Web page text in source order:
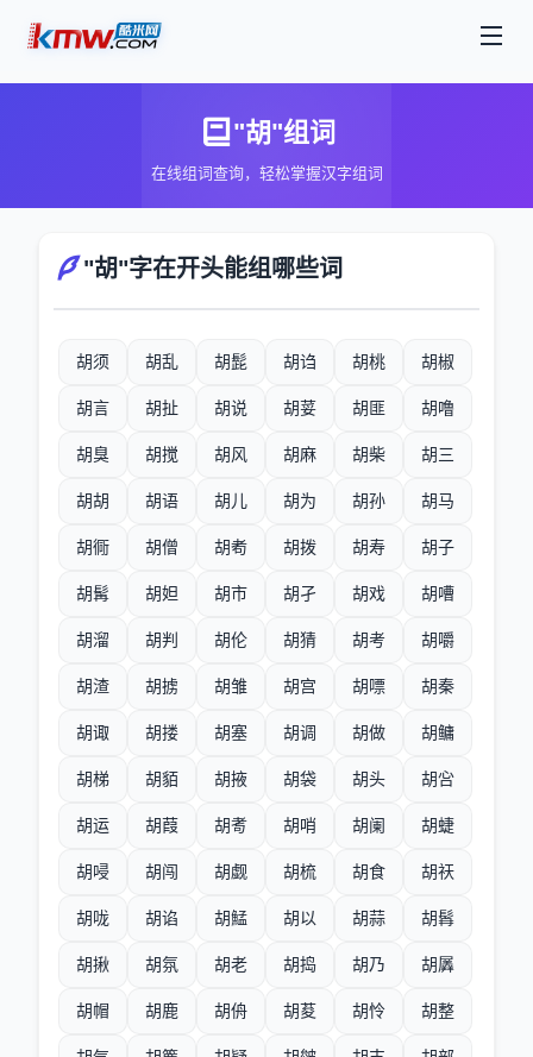
"胡"组词
在线组词查询，轻松掌握汉字组词
"胡"字在开头能组哪些词
胡须 胡乱 胡髭 胡诌 胡桃 胡椒
胡言 胡扯 胡说 胡荽 胡匪 胡噜
胡臭 胡搅 胡风 胡麻 胡柴 胡三
胡胡 胡语 胡儿 胡为 胡孙 胡马
胡衕 胡僧 胡耇 胡拨 胡寿 胡子
胡髯 胡妲 胡市 胡孑 胡戏 胡嘈
胡溜 胡判 胡伦 胡猜 胡考 胡嚼
胡渣 胡掳 胡雏 胡宫 胡嘌 胡秦
胡诹 胡搂 胡塞 胡调 胡做 胡鳙
胡梯 胡貊 胡掖 胡袋 胡头 胡吢
胡运 胡葭 胡耉 胡哨 胡阑 胡蜨
胡唚 胡闯 胡觑 胡梳 胡食 胡祆
胡咙 胡谄 胡鯭 胡以 胡蒜 胡髥
胡揪 胡氛 胡老 胡捣 胡乃 胡羼
胡帽 胡鹿 胡侜 胡荾 胡怜 胡整